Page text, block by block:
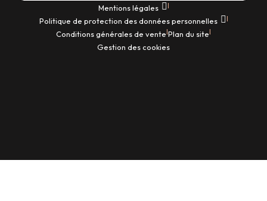
Mentions légales |
Politique de protection des données personnelles |
Conditions générales de vente|Plan du site|
Gestion des cookies